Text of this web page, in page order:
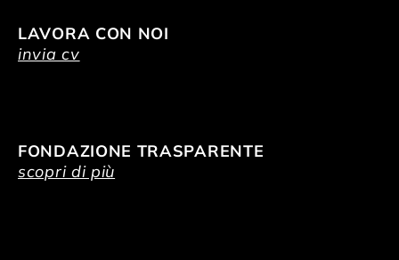
LAVORA CON NOI
invia cv
FONDAZIONE TRASPARENTE
scopri di più